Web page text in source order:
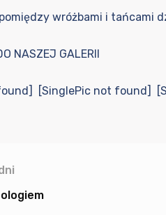
wróżbami i tańcami
NASZEJ GALERII
[SinglePic not found]